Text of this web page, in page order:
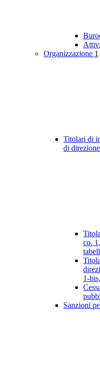
Organizzazione 1
Titolari di
di
co.
1-
Sanzioni